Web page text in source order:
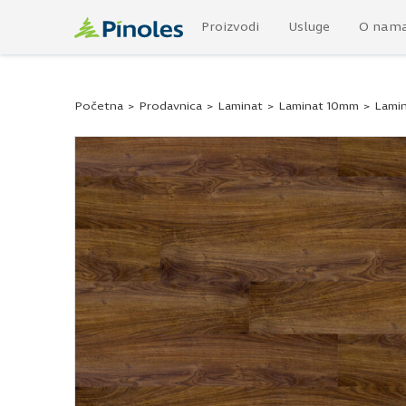
Proizvodi Usluge O
Početna > Prodavnica > Laminat > Laminat 10mm >